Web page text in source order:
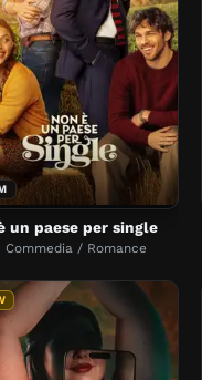
un paese per single
Commedia / Romance